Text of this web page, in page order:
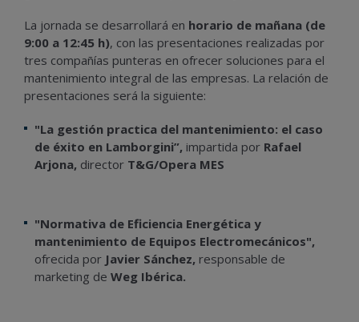
La jornada se desarrollará en horario de mañana (de
9:00 a 12:45 h), con las presentaciones realizadas por
tres compañías punteras en ofrecer soluciones para el
mantenimiento integral de las empresas. La relación de
presentaciones será la siguiente:
"La gestión practica del mantenimiento: el caso
de éxito en Lamborgini”, impartida por Rafael
Arjona, director T&G/Opera MES
"Normativa de Eficiencia Energética y
mantenimiento de Equipos Electromecánicos",
ofrecida por Javier Sánchez, responsable de
marketing de Weg Ibérica.